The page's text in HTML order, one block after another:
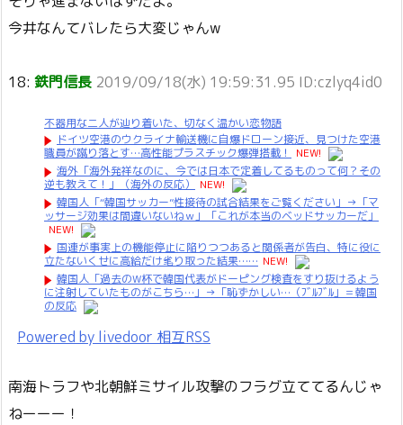
今井なんてバレたら大変じゃんw
18: 鉄門信長 2019/09/18(水) 19:59:31.95 ID:czlyq4id0
不器用な二人が辿り着いた、切なく温かい恋物語
ドイツ空港のウクライナ輸送機に自爆ドローン接近、見つけた空港
職員が蹴り落とす…高性能プラスチック爆弾搭載！
NEW!
海外「海外発祥なのに、今では日本で定着してるものって何？その
逆も教えて！」（海外の反応）
NEW!
韓国人「“韓国サッカー”性接待の試合結果をご覧ください」→「マ
ッサージ効果は間違いないねｗ」「これが本当のベッドサッカーだ」
NEW!
国連が事実上の機能停止に陥りつつあると関係者が告白、特に役に
立たないくせに高給だけ毟り取った結果…… NEW!
韓国人「過去のW杯で韓国代表がドーピング検査をすり抜けるよう
に注射していたものがこちら…」→「恥ずかしい…（ﾌﾞﾙﾌﾞﾙ」＝韓国
の反応
Powered by livedoor 相互RSS
南海トラフや北朝鮮ミサイル攻撃のフラグ立ててるんじゃ
ねーーー！